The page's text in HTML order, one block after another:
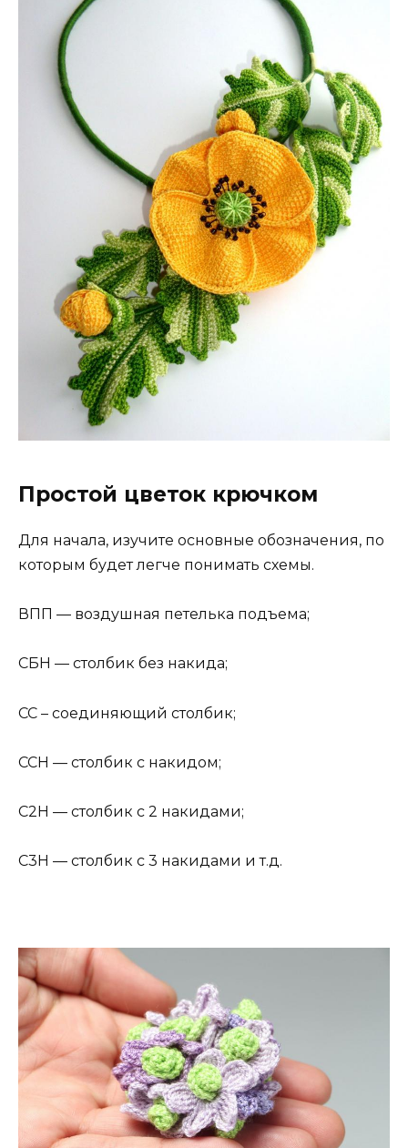
Простой цветок крючком
Для начала, изучите основные обозначения, по
которым будет легче понимать схемы.
ВПП — воздушная петелька подъема;
СБН — столбик без накида;
СС – соединяющий столбик;
ССН — столбик с накидом;
С2Н — столбик с 2 накидами;
С3Н — столбик с 3 накидами и т.д.